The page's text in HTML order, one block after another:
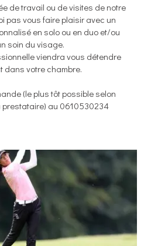
de travail ou de visites de notre
pas vous faire plaisir avec un
en solo ou en duo et/ou
soin du visage.
viendra vous détendre
dans votre chambre.
(le plus tôt possible selon
prestataire) au 0610530234